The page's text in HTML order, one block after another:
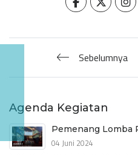
Sebelumnya
Agenda Kegiatan
Pemenang Lomba
04 Juni 2024